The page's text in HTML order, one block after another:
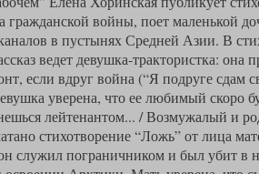
войны, поет маленькой
в пустынях Средней Азии. В
ведет девушка-трактористка: она
если вдруг война (“Я подруге сдам
уверена, что ее любимый скоро
лейтенантом... / Возмужалый и
стихотворение “Ложь” от лица
служил пограничником и был убит в